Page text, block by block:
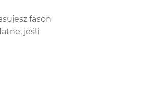
fason
jeśli